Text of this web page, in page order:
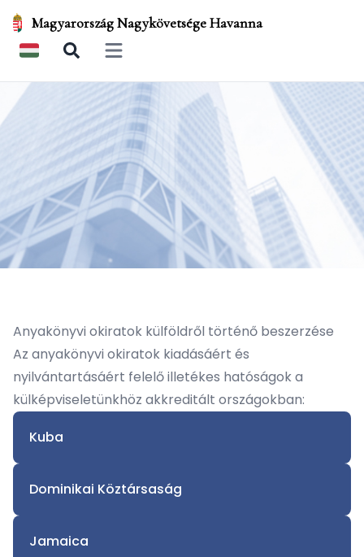
Magyarország Nagykövetsége Havanna
Open main menu
Anyakönyvi okiratok külföldről történő beszerzése
Az anyakönyvi okiratok kiadásáért és
nyilvántartásáért felelő illetékes hatóságok a
külképviseletünkhöz akkreditált országokban:
Kuba
Dominikai Köztársaság
Jamaica